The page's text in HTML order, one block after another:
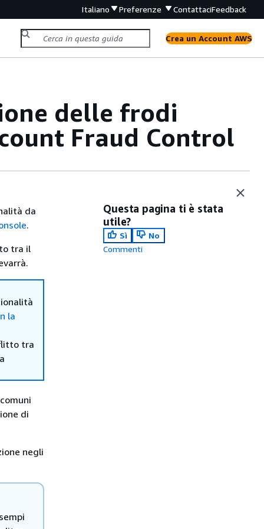
Italiano Preferenze ContattaciFeedback
Crea un Account AWS
delle frodi
Fraud Control
da
.
tra il
la
tra
di
negli
Questa pagina ti è stata
utile?
Sì
No
Commenti